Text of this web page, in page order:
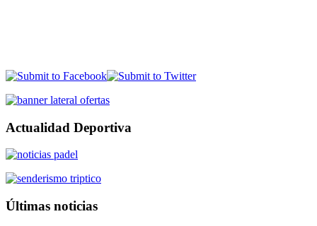
Actualidad Deportiva
Últimas noticias